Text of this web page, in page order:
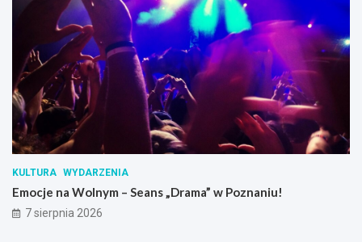
KULTURA WYDARZENIA
Emocje na Wolnym – Seans „Drama” w Poznaniu!
7 sierpnia 2026